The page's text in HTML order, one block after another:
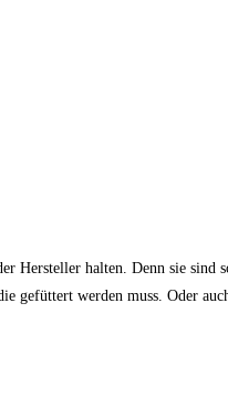
Hersteller halten. Denn sie sind
gefüttert werden muss. Oder